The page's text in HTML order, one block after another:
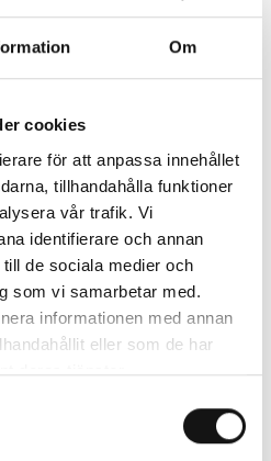
Om
cookies
för att anpassa innehållet
tillhandahålla funktioner
vår trafik. Vi
identifierare och annan
de sociala medier och
som vi samarbetar med.
informationen med annan
eller som de har
deras tjänster.
en konsert, men var är
Plats:
Kungsäters bibliotek
Varberg
Plats:
Okome bygdegård,
Falkenberg